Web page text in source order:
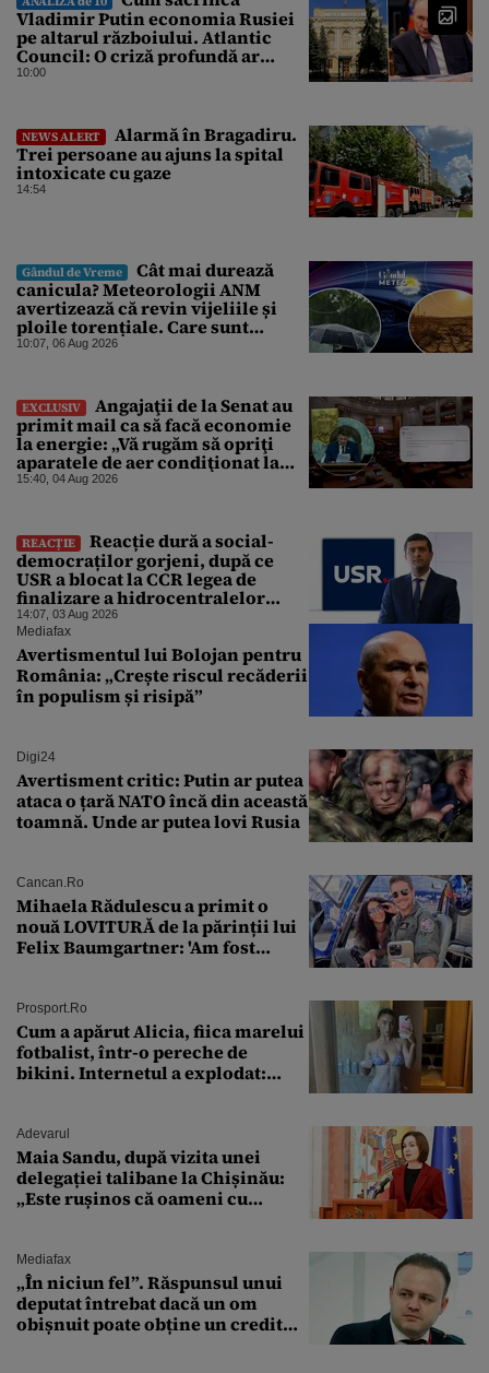
Vladimir Putin economia Rusiei
pe altarul războiului. Atlantic
Council: O criză profundă ar
putea forța Kremlinul să apeleze
10:00
NEWS ALERT
Alarmă în Bragadiru.
Trei persoane au ajuns la spital
intoxicate cu gaze
14:54
Gândul de Vreme
Cât mai durează
canicula? Meteorologii ANM
avertizează că revin vijeliile și
ploile torențiale. Care sunt
zonele vizate, începând chiar de
10:07, 06 Aug 2026
EXCLUSIV
Angajaţii de la Senat au
primit mail ca să facă economie
la energie: „Vă rugăm să opriţi
aparatele de aer condiţionat la
sfârşitul programului”
15:40, 04 Aug 2026
REACȚIE
Reacție dură a social-
democraților gorjeni, după ce
USR a blocat la CCR legea de
finalizare a hidrocentralelor
abandonate. „Nu ne-ar surprinde
dacă Miruță și USR ar acuza PSD și
de faptul că asupra Europei s-a
abătut o cupolă de foc”
14:07, 03 Aug 2026
Mediafax
Avertismentul lui Bolojan pentru
România: „Crește riscul recăderii
în populism și risipă”
Digi24
Avertisment critic: Putin ar putea
ataca o țară NATO încă din această
toamnă. Unde ar putea lovi Rusia
Cancan.ro
Mihaela Rădulescu a primit o
nouă LOVITURĂ de la părinții lui
Felix Baumgartner: 'Am fost
Prosport.ro
Cum a apărut Alicia, fiica marelui
fotbalist, într-o pereche de
bikini. Internetul a explodat:
Adevarul
Maia Sandu, după vizita unei
delegației talibane la Chișinău:
„Este rușinos că oameni cu
Mediafax
„În niciun fel”. Răspunsul unui
deputat întrebat dacă un om
obișnuit poate obține un credit